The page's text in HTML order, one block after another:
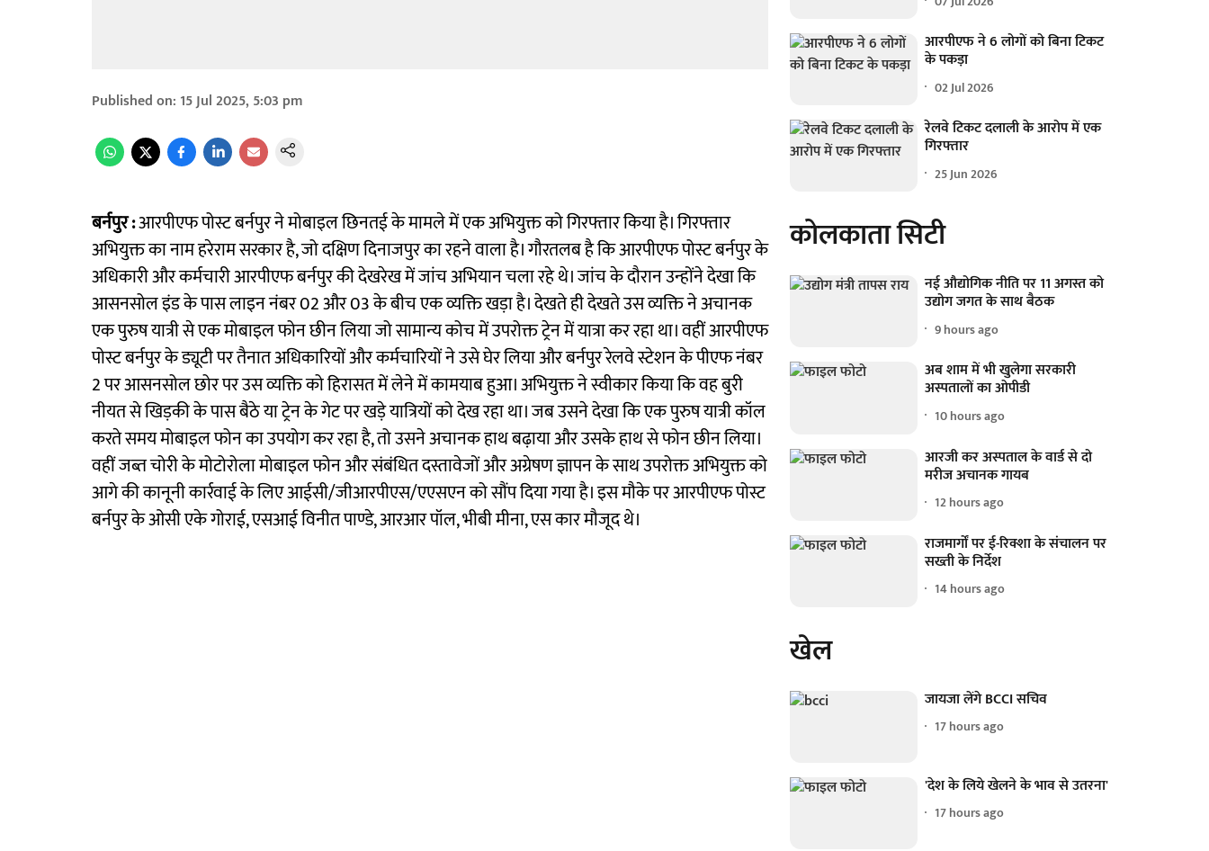
Published on: 15 Jul 2025, 5:03 pm
बर्नपुर :आरपीएफ पोस्ट बर्नपुर ने मोबाइल छिनतई के मामले में एक अभियुक्त को गिरफ्तार किया है। गिरफ्तार
अभियुक्त का नाम हरेराम सरकार है, जो दक्षिण दिनाजपुर का रहने वाला है। गौरतलब है कि आरपीएफ पोस्ट बर्नपुर के
अधिकारी और कर्मचारी आरपीएफ बर्नपुर की देखरेख में जांच अभियान चला रहे थे। जांच के दौरान उन्होंने देखा कि
आसनसोल इंड के पास लाइन नंबर 02 और 03 के बीच एक व्यक्ति खड़ा है। देखते ही देखते उस व्यक्ति ने अचानक
एक पुरुष यात्री से एक मोबाइल फोन छीन लिया जो सामान्य कोच में उपरोक्त ट्रेन में यात्रा कर रहा था। वहीं आरपीएफ
पोस्ट बर्नपुर के ड्यूटी पर तैनात अधिकारियों और कर्मचारियों ने उसे घेर लिया और बर्नपुर रेलवे स्टेशन के पीएफ नंबर
2 पर आसनसोल छोर पर उस व्यक्ति को हिरासत में लेने में कामयाब हुआ। अभियुक्त ने स्वीकार किया कि वह बुरी
नीयत से खिड़की के पास बैठे या ट्रेन के गेट पर खड़े यात्रियों को देख रहा था। जब उसने देखा कि एक पुरुष यात्री कॉल
करते समय मोबाइल फोन का उपयोग कर रहा है, तो उसने अचानक हाथ बढ़ाया और उसके हाथ से फोन छीन लिया।
वहीं जब्त चोरी के मोटोरोला मोबाइल फोन और संबंधित दस्तावेजों और अग्रेषण ज्ञापन के साथ उपरोक्त अभियुक्त को
आगे की कानूनी कार्रवाई के लिए आईसी/जीआरपीएस/एएसएन को सौंप दिया गया है। इस मौके पर आरपीएफ पोस्ट
बर्नपुर के ओसी एके गोराई, एसआई विनीत पाण्डे, आरआर पॉल, भीबी मीना, एस कार मौजूद थे।
आरपीएफ ने 6 लोगों को बिना टिकट
के पकड़ा
02 Jul 2026
रेलवे टिकट दलाली के आरोप में एक
गिरफ्तार
25 Jun 2026
कोलकाता सिटी
नई औद्योगिक नीति पर 11 अगस्त को
उद्योग जगत के साथ बैठक
9 hours ago
अब शाम में भी खुलेगा सरकारी
अस्पतालों का ओपीडी
10 hours ago
आरजी कर अस्पताल के वार्ड से दो
मरीज अचानक गायब
12 hours ago
राजमार्गों पर ई-रिक्शा के संचालन पर
सख्ती के निर्देश
14 hours ago
खेल
जायजा लेंगे BCCI सचिव
17 hours ago
'देश के लिये खेलने के भाव से उतरना'
17 hours ago